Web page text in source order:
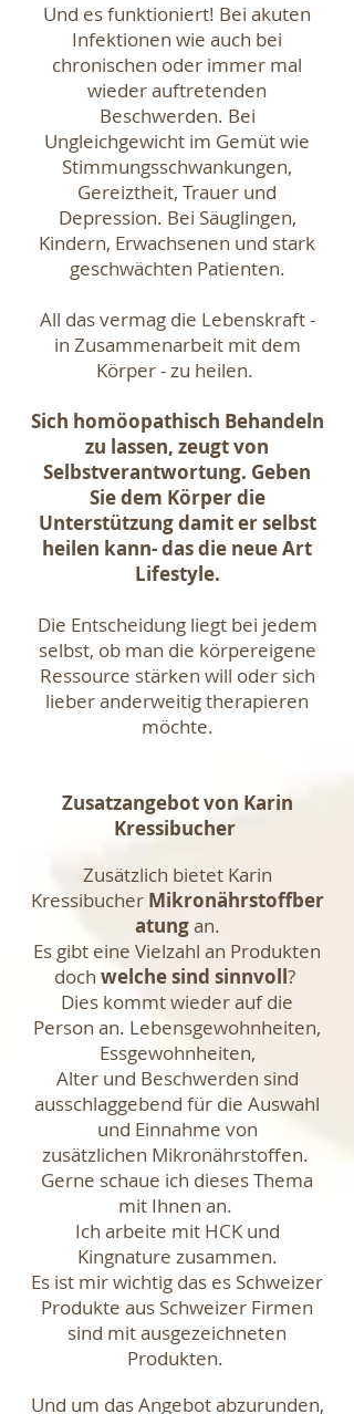
Und es funktioniert! Bei akuten
Infektionen wie auch bei
chronischen oder immer mal
wieder auftretenden
Beschwerden. Bei
Ungleichgewicht im Gemüt wie
Stimmungsschwankungen,
Gereiztheit, Trauer und
Depression. Bei Säuglingen,
Kindern, Erwachsenen und stark
geschwächten Patienten.
All das vermag die Lebenskraft -
in Zusammenarbeit mit dem
Körper - zu heilen.
Sich homöopathisch Behandeln
zu lassen, zeugt von
Selbstverantwortung. Geben
Sie dem Körper die
Unterstützung damit er selbst
heilen kann- das die neue Art
Lifestyle.
Die Entscheidung liegt bei jedem
selbst, ob man die körpereigene
Ressource stärken will oder sich
lieber anderweitig therapieren
möchte.
Zusatzangebot von Karin
Kressibucher
Zusätzlich bietet Karin
Kressibucher Mikronährstoffber
atungan.
Es gibt eine Vielzahl an Produkten
doch welche sind sinnvoll?
Dies kommt wieder auf die
Person an. Lebensgewohnheiten,
Essgewohnheiten,
Alter und Beschwerden sind
ausschlaggebend für die Auswahl
und Einnahme von
zusätzlichen Mikronährstoffen.
Gerne schaue ich dieses Thema
mit Ihnen an.
Ich arbeite mit HCK und
Kingnature zusammen.
Es ist mir wichtig das es Schweizer
Produkte aus Schweizer Firmen
sind mit ausgezeichneten
Produkten.
Und um das Angebot abzurunden,